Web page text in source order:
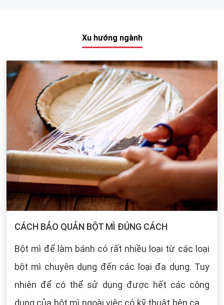
Xu hướng ngành
CÁCH BẢO QUẢN BỘT MÌ ĐÚNG CÁCH
Bột mì để làm bánh có rất nhiều loại từ các loại
bột mì chuyên dụng đến các loại đa dụng. Tuy
nhiên để có thể sử dụng được hết các công
dụng của bột mì ngoài việc có kỹ thuật bên cạnh